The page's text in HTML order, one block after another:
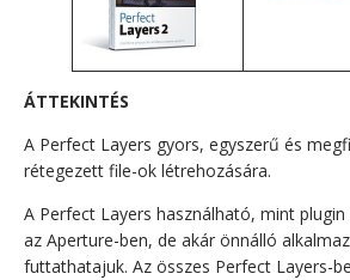
ÁTTEKINTÉS
A Perfect Layers gyors, egyszerű és
rétegezett file-ok létrehozására.
A Perfect Layers használható, mint
az Aperture-ben, de akár önnálló
futtathatajuk. Az összes Perfect Layers-